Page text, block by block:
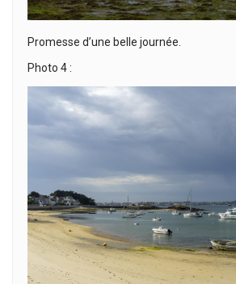
Promesse d’une belle journée.
Photo 4 :